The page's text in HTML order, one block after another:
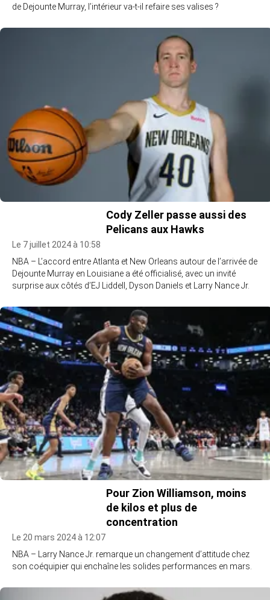
de Dejounte Murray, l’intérieur va-t-il refaire ses valises ?
Cody Zeller passe aussi des
Pelicans aux Hawks
Le 7 juillet 2024 à 10:58
NBA – L’accord entre Atlanta et New Orleans autour de l’arrivée de
Dejounte Murray en Louisiane a été officialisé, avec un invité
surprise aux côtés d’EJ Liddell, Dyson Daniels et Larry Nance Jr.
Pour Zion Williamson, moins
de kilos et plus de
concentration
Le 20 mars 2024 à 12:07
NBA – Larry Nance Jr. remarque un changement d’attitude chez
son coéquipier qui enchaîne les solides performances en mars.